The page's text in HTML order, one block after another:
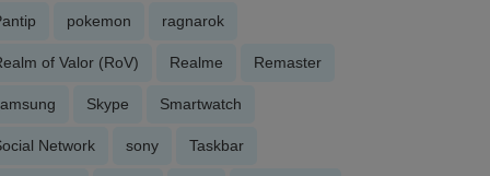
pokemon ragnarok
of Valor (RoV) Realme Remaster
Skype Smartwatch
Network sony Taskbar